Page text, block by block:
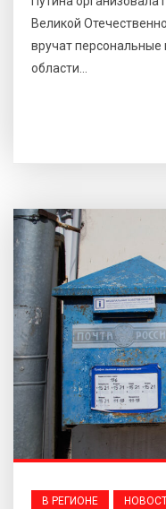
Великой
вручат
области...
В РЕГИОНЕ